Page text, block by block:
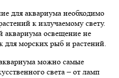
для аквариума необходимо
к излучаемому свету.
аквариума освещение не
для морских рыб и растений.
можно самые
света – от ламп